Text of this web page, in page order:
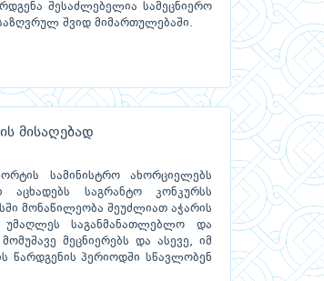
შესაძლებელია სამეცნიერო
შვიდ მიმართულებაში.
მისაღებად
სამინისტრო ახორციელებს
აცხადებს საგრანტო კონკურსს
მონაწილეობა შეუძლიათ აჭარის
უმაღლეს საგანმანათლებლო და
მეცნიერებს და ასევე, იმ
წარდგენის პერიოდში სწავლობენ